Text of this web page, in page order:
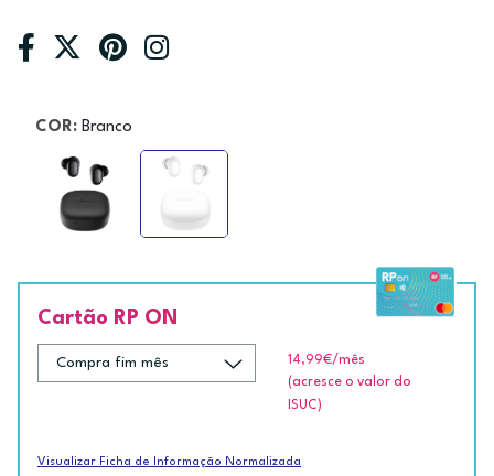
COR: Branco
Cartão RP ON
14,99€/mês
(acresce o valor do
ISUC)
Visualizar Ficha de Informação Normalizada